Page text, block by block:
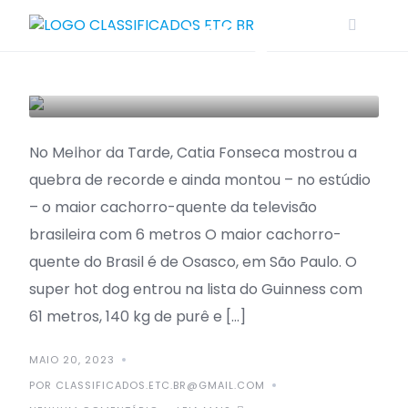
metros e 140 kg de
No Melhor da Tarde, Catia Fonseca mostrou a
quebra de recorde e ainda montou – no estúdio
– o maior cachorro-quente da televisão
brasileira com 6 metros O maior cachorro-
quente do Brasil é de Osasco, em São Paulo. O
super hot dog entrou na lista do Guinness com
61 metros, 140 kg de purê e […]
MAIO 20, 2023
POR CLASSIFICADOS.ETC.BR@GMAIL.COM